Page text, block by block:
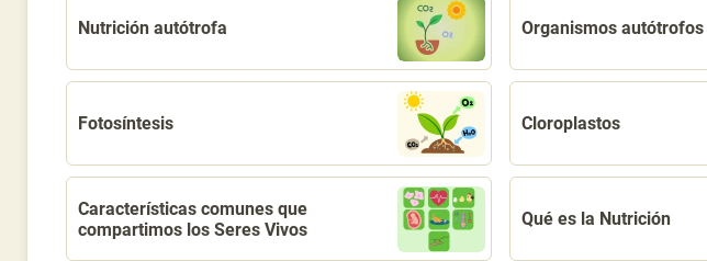
Nutrición autótrofa Organismos autótrofos
Fotosíntesis Cloroplastos
Características comunes que
compartimos los Seres Vivos
Qué es la Nutrición